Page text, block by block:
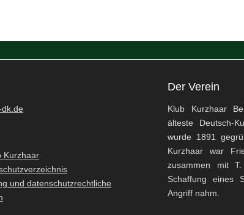
Kurzhaar
und datenschutzrechtliche
Der Verein
Klub Kurzhaar
älteste Deutsch-
wurde 1891
Kurzhaar war
zusammen mit
Schaffung eines
Angriff nahm.